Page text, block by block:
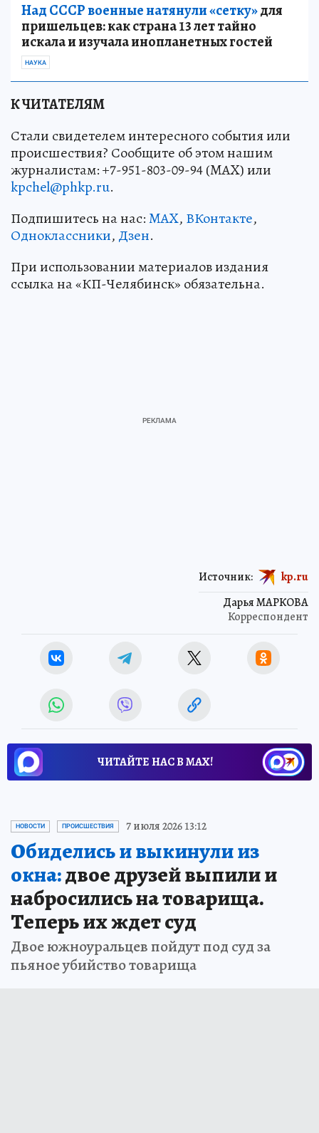
Над СССР военные натянули «сетку»для
пришельцев: как страна 13 лет тайно
искала и изучала инопланетных гостей
НАУКА
К ЧИТАТЕЛЯМ
Стали свидетелем интересного события или
происшествия? Сообщите об этом нашим
журналистам: +7-951-803-09-94 (MAX) или
kpchel@phkp.ru.
Подпишитесь на нас:MAX, ВКонтакте,
Одноклассники, Дзен.
При использовании материалов издания
ссылка на «КП-Челябинск» обязательна.
Дарья МАРКОВА
Корреспондент
Источник: kp.ru
ЧИТАЙТЕ НАС В МАХ!
НОВОСТИ ПРОИСШЕСТВИЯ 7 июля 2026 13:12
Обиделись и выкинули из
окна:двое друзей выпили и
набросились на товарища.
Теперь их ждет суд
Двое южноуральцев пойдут под суд за
пьяное убийство товарища